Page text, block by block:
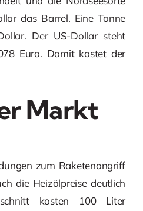
das Barrel. Eine Tonne
Der US-Dollar steht
Euro. Damit kostet der
Markt
zum Raketenangriff
die Heizölpreise deutlich
kosten 100 Liter